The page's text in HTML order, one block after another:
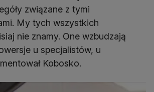
związane z tymi
My tych wszystkich
nie znamy. One wzbudzają
u specjalistów, u
Kobosko.